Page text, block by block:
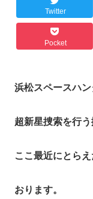
Twitter
Pocket
浜松スペースハ
超新星捜索を行
ここ最近にとら
おります。